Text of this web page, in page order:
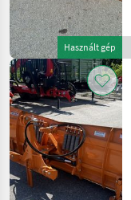
Használt gép